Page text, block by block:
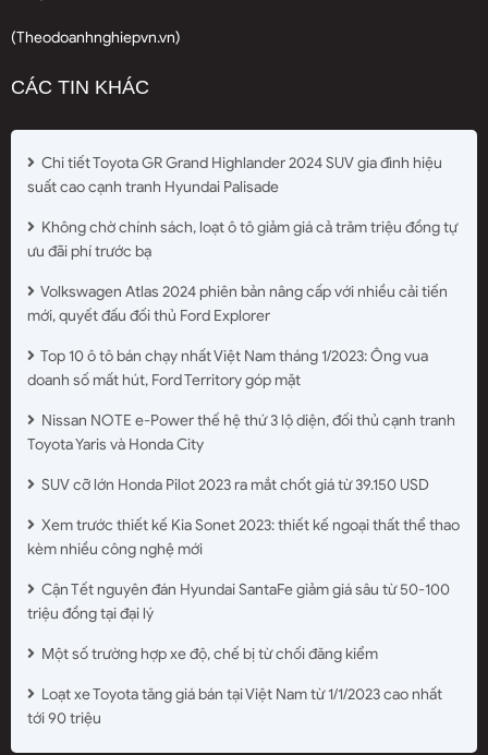
(Theodoanhnghiepvn.vn)
CÁC TIN KHÁC
Chi tiết Toyota GR Grand Highlander 2024 SUV gia đình hiệu
suất cao cạnh tranh Hyundai Palisade
Không chờ chính sách, loạt ô tô giảm giá cả trăm triệu đồng tự
ưu đãi phí trước bạ
Volkswagen Atlas 2024 phiên bản nâng cấp với nhiều cải tiến
mới, quyết đấu đối thủ Ford Explorer
Top 10 ô tô bán chạy nhất Việt Nam tháng 1/2023: Ông vua
doanh số mất hút, Ford Territory góp mặt
Nissan NOTE e-Power thế hệ thứ 3 lộ diện, đối thủ cạnh tranh
Toyota Yaris và Honda City
SUV cỡ lớn Honda Pilot 2023 ra mắt chốt giá từ 39.150 USD
Xem trước thiết kế Kia Sonet 2023: thiết kế ngoại thất thể thao
kèm nhiều công nghệ mới
Cận Tết nguyên đán Hyundai SantaFe giảm giá sâu từ 50-100
triệu đồng tại đại lý
Một số trường hợp xe độ, chế bị từ chối đăng kiểm
Loạt xe Toyota tăng giá bán tại Việt Nam từ 1/1/2023 cao nhất
tới 90 triệu